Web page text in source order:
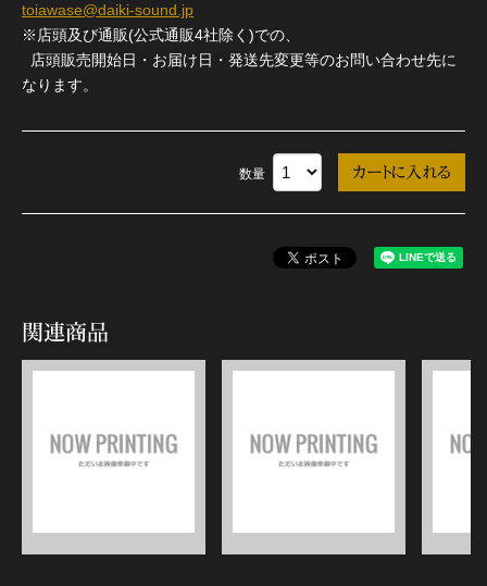
toiawase@daiki-sound.jp
※店頭及び通販(公式通販4社除く)での、
店頭販売開始日・お届け日・発送先変更等のお問い合わせ先に
なります。
数量
関連商品